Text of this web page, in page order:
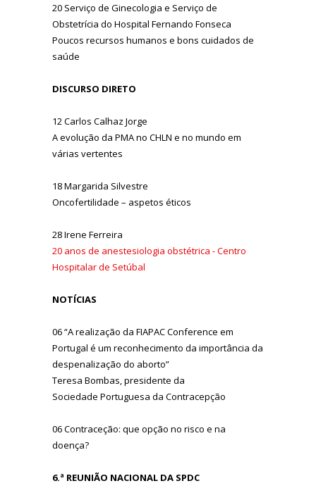
20 Serviço de Ginecologia e Serviço de
Obstetrícia do Hospital Fernando Fonseca
Poucos recursos humanos e bons cuidados de
saúde
DISCURSO DIRETO
12 Carlos Calhaz Jorge
A evolução da PMA no CHLN e no mundo em
várias vertentes
18 Margarida Silvestre
Oncofertilidade – aspetos éticos
28 Irene Ferreira
20 anos de anestesiologia obstétrica - Centro
Hospitalar de Setúbal
NOTÍCIAS
06 “A realização da FIAPAC Conference em
Portugal é um reconhecimento da importância da
despenalização do aborto”
Teresa Bombas, presidente da
Sociedade Portuguesa da Contracepção
06 Contraceção: que opção no risco e na
doença?
6.ª REUNIÃO NACIONAL DA SPDC